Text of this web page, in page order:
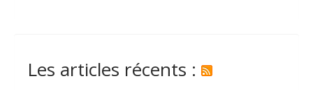
Les articles récents :